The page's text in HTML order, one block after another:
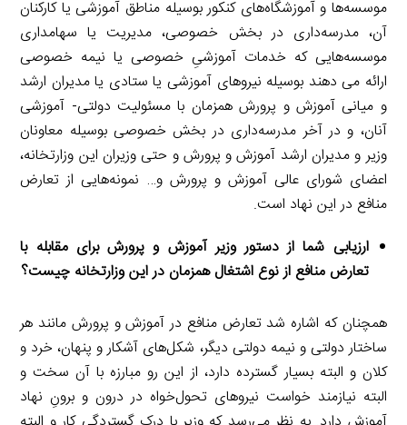
موسسه‌ها و آموزشگاه‌های کنکور بوسیله مناطق آموزشی یا کارکنان
آن، مدرسه‌داری در بخش خصوصی، مدیریت یا سهامداری
موسسه‌هایی که خدمات آموزشیِ خصوصی یا نیمه خصوصی
ارائه می دهند بوسیله نیروهای آموزشی یا ستادی یا مدیران ارشد
و میانی آموزش و پرورش همزمان با مسئولیت دولتی- آموزشی
آنان، و در آخر مدرسه‌داری در بخش خصوصی بوسیله معاونان
وزیر و مدیران ارشد آموزش و پرورش و حتی وزیران این وزارتخانه،
اعضای شورای عالی آموزش و پرورش و… نمونه‌هایی از تعارض
منافع در این نهاد است.
ارزیابی شما از دستور وزیر آموزش و پرورش برای مقابله با
تعارض منافع از نوع اشتغال همزمان در این وزارتخانه چیست؟
همچنان که اشاره شد تعارض منافع در آموزش و پرورش مانند هر
ساختار دولتی و نیمه دولتی دیگر، شکل‌های آشکار و پنهان، خرد و
کلان و البته بسیار گسترده دارد، از این رو مبارزه با آن سخت و
البته نیازمند خواست نیروهای تحول‌خواه در درون و برونِ نهاد